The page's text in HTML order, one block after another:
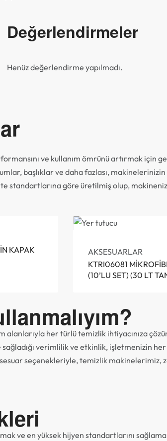
ve kullanım ömrünü artırmak için
başlıklar ve daha fazlası, makinelerinizin
standartlarına göre üretilmiş olup,
KAPAK
AKSESUARLAR
KTRI06081
(10’LU SET) (30 LT
alanlarıyla her türlü temizlik ihtiyacınıza
verimlilik ve etkinlik, işletmenizin
seçenekleriyle, temizlik makinelerimiz,
ve en yüksek hijyen standartlarını
Değerlendirmeler
Henüz değerlendirme yapılmadı.